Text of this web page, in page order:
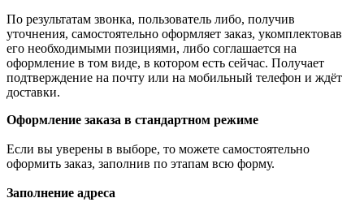
По результатам звонка, пользователь либо, получив
уточнения, самостоятельно оформляет заказ, укомплектовав
его необходимыми позициями, либо соглашается на
оформление в том виде, в котором есть сейчас. Получает
подтверждение на почту или на мобильный телефон и ждёт
доставки.
Оформление заказа в стандартном режиме
Если вы уверены в выборе, то можете самостоятельно
оформить заказ, заполнив по этапам всю форму.
Заполнение адреса